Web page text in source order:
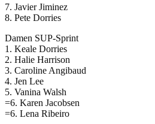
7. Javier Jiminez
8. Pete Dorries
Damen SUP-Sprint
1. Keale Dorries
2. Halie Harrison
3. Caroline Angibaud
4. Jen Lee
5. Vanina Walsh
=6. Karen Jacobsen
=6. Lena Ribeiro